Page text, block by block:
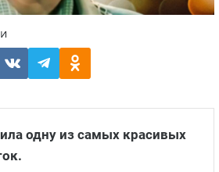
одну из самых красивых